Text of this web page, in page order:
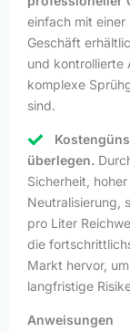
einfach mit einer
Geschäft
und kontrollierte
komplexe
sind.
überlegen.
Sicherheit,
Neutralisierung,
pro Liter
die
Markt hervor,
langfristige
Anweisungen